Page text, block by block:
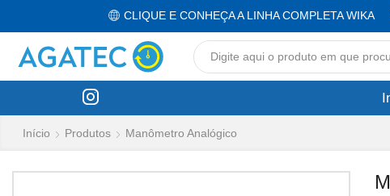
CLIQUE E CONHEÇA A LINHA COMPLETA WIKA
Início Produtos Manômetro Analógico